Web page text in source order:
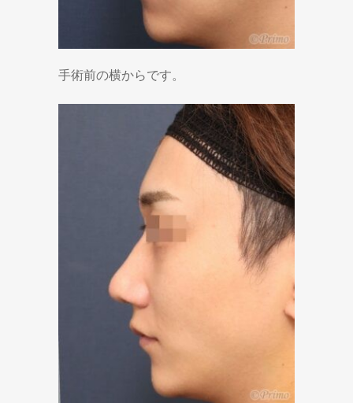
手術前の横からです。